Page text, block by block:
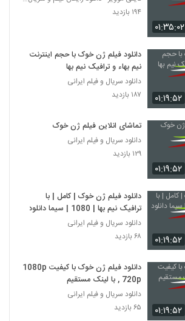
۰۱:۳۵:۰۲
۱۹۴ بازدید
۰۱:۱۹:۵۲
دانلود فیلم ژن خوک با حجم اینترنت
نیم بهاء و ترافیک نیم بها
دانلود سریال و فیلم ایرانی
۱۸۷ بازدید
۰۱:۱۹:۵۲
تماشای انلاین فیلم ژن خوک
دانلود سریال و فیلم ایرانی
۱۲۹ بازدید
۰۱:۱۹:۵۲
دانلود فیلم ژن خوک | کامل | با
ترافیک نیم بها | 1080 | سیما دانلود
دانلود سریال و فیلم ایرانی
۶۸ بازدید
۰۱:۱۹:۵۲
دانلود فیلم ژن خوک با کیفیت 1080p
, 720p با لینک مستقیم
دانلود سریال و فیلم ایرانی
۶۵ بازدید